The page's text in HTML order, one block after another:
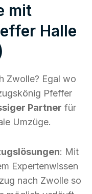
mit
Halle
Zwolle? Egal wo
Pfeffer
Partner für
Umzüge.
: Mit
Expertenwissen
nach Zwolle so